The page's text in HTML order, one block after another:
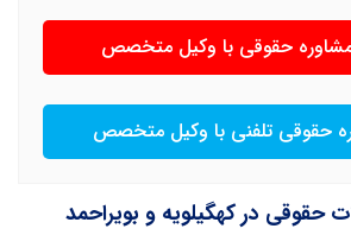
مشاوره حقوقی با وکیل متخصص
حقوقی تلفنی با وکیل متخصص
حقوقی در کهگیلویه و بویراحمد